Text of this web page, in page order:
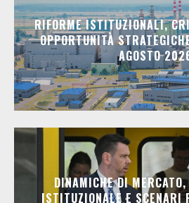
RIFORME ISTITUZIONALI,
OPPORTUNITÀ
AGOSTO
DINAMICHE DI
ISTITUZIONALE E SCENARI